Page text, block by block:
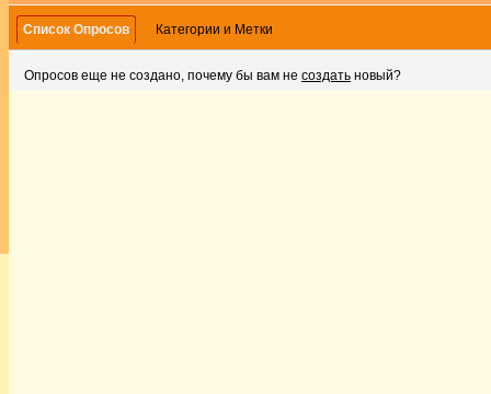
Список Опросов Категории и Метки
Опросов еще не создано, почему бы вам не создать новый?